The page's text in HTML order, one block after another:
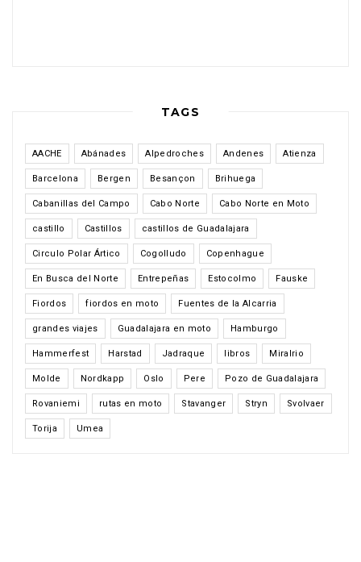
TAGS
AACHE Abánades Alpedroches Andenes Atienza
Barcelona Bergen Besançon Brihuega
Cabanillas del Campo Cabo Norte Cabo Norte en Moto
castillo Castillos castillos de Guadalajara
Circulo Polar Ártico Cogolludo Copenhague
En Busca del Norte Entrepeñas Estocolmo Fauske
Fiordos fiordos en moto Fuentes de la Alcarria
grandes viajes Guadalajara en moto Hamburgo
Hammerfest Harstad Jadraque libros Miralrio
Molde Nordkapp Oslo Pere Pozo de Guadalajara
Rovaniemi rutas en moto Stavanger Stryn Svolvaer
Torija Umea